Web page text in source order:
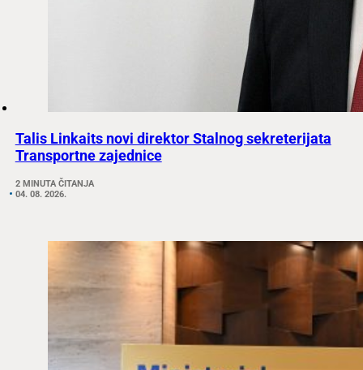
Talis Linkaits novi direktor Stalnog sekreterijata
Transportne zajednice
2 MINUTA ČITANJA
04. 08. 2026.